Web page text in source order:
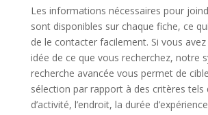
Les informations nécessaires pour
sont disponibles sur chaque fiche, ce
de le contacter facilement. Si vous
idée de ce que vous recherchez, notre
recherche avancée vous permet de
sélection par rapport à des critères tels
d’activité, l’endroit, la durée